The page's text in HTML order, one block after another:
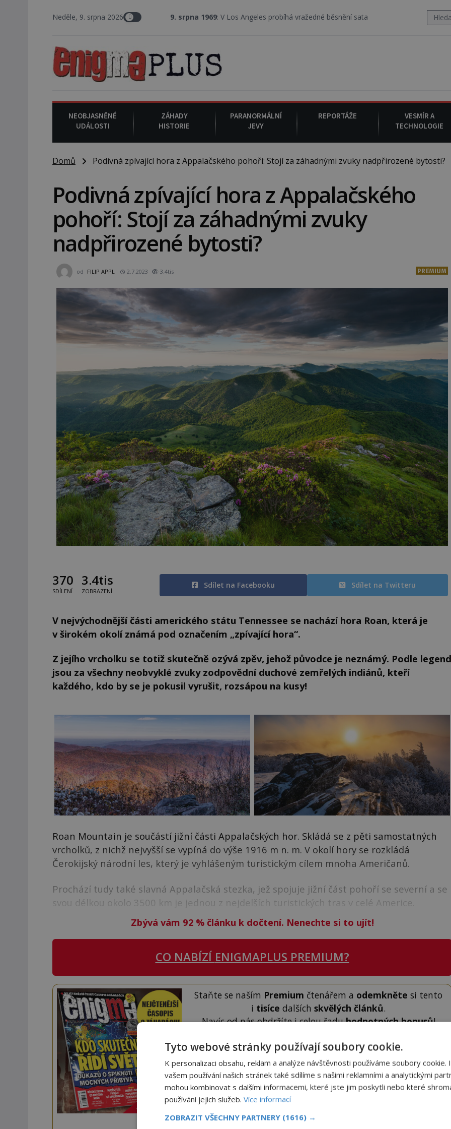
Neděle, 9. srpna 20269. srpna 1969 : V Los Angeles probíhá vražedné běsnění satanistického gangu vedeného
NEOBJASNĚNÉ
UDÁLOSTI
ZÁHADY
HISTORIE
PARANORMÁLNÍ
JEVY
REPORTÁŽE
VESMÍR A
TECHNOLOGIE
Domů Podivná zpívající hora z Appalačského pohoří: Stojí za záhadnými zvuky nadpřirozené bytosti?
Podivná zpívající hora z Appalačského
pohoří: Stojí za záhadnými zvuky
nadpřirozené bytosti?
od FILIP APPL 2.7.2023 3.4tis PREMIUM
370
SDÍLENÍ
3.4tis
ZOBRAZENÍ
Sdílet na Facebooku Sdílet na Twitteru
V nejvýchodnější části amerického státu Tennessee se nachází hora Roan, která je
v širokém okolí známá pod označením „zpívající hora“.
Z jejího vrcholku se totiž skutečně ozývá zpěv, jehož původce je neznámý. Podle legend
jsou za všechny neobvyklé zvuky zodpovědní duchové zemřelých indiánů, kteří
každého, kdo by se je pokusil vyrušit, rozsápou na kusy!
Roan Mountain je součástí jižní části Appalačských hor. Skládá se z pěti samostatných
vrcholků, z nichž nejvyšší se vypíná do výše 1916 m n. m. V okolí hory se rozkládá
Čerokijský národní les, který je vyhlášeným turistickým cílem mnoha Američanů.
Prochází tudy také slavná Appalačská stezka, jež spojuje jižní část pohoří se severní a se
svou délkou okolo 3500 km je jednou z nejdelších turistických tras v celé Americe.
Zbývá vám 92 %článku k dočtení. Nenechte si to ujít!
CO NABÍZÍ ENIGMAPLUS PREMIUM?
Staňte se naším Premium čtenářem a odemkněte si tento
i tisíce dalšíchskvělých článků.
Navíc od nás obdržíte i celou řaduhodnotných bonusů!
ODEMKNOUT ČLÁNEK
Tyto webové stránky používají soubory cookie.
K personalizaci obsahu, reklam a analýze návštěvnosti používáme soubory cookie.
vašem používání našich stránek také sdílíme s našimi reklamními a analytickými
mohou kombinovat s dalšími informacemi, které jste jim poskytli nebo které
používání jejich služeb. Více informací
ZOBRAZIT VŠECHNY PARTNERY (1616) →